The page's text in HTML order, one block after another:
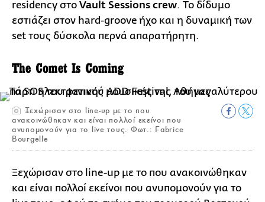
residency στο Vault Sessions crew. Το δίδυμο
εστιάζει στον hard-groove ήχο και η δυναμική των
set τους δύσκολα περνά απαρατήρητη.
The Comet Is Coming
Ξεχώρισαν στο line-up με το που
ανακοινώθηκαν και είναι πολλοί εκείνοι που
ανυπομονούν για το live τους. Φωτ.: Fabrice
Bourgelle
Ξεχώρισαν στο line-up με το που ανακοινώθηκαν
και είναι πολλοί εκείνοι που ανυπομονούν για το